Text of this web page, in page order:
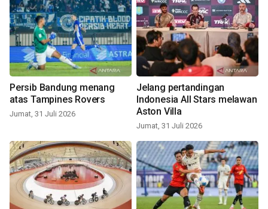
Persib Bandung menang
atas Tampines Rovers
Jumat, 31 Juli 2026
Jelang pertandingan
Indonesia All Stars melawan
Aston Villa
Jumat, 31 Juli 2026